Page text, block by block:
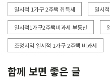
일시적 1가구 2주택 취득세 일시
일시적1가구2주택비과세 부동산
조정지역 일시적 1가구 2주택 비과세
함께 보면 좋은 글